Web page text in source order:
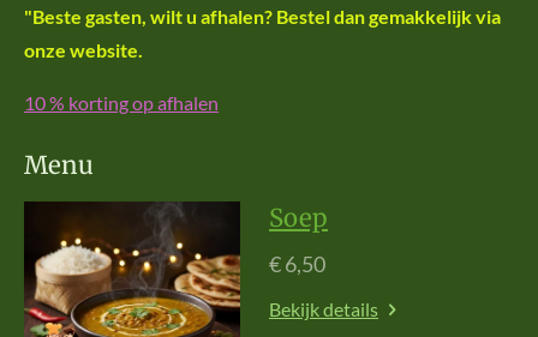
"Beste gasten, wilt u afhalen? Bestel dan gemakkelijk via
onze website.
10 % korting op afhalen
Menu
Soep
€ 6,50
Bekijk details